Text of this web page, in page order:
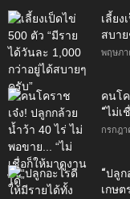
เลี้ยง
สบาย
พฤษภา
คนโ
“ไม่เ
กรกฎา
“ปลู
เกษต